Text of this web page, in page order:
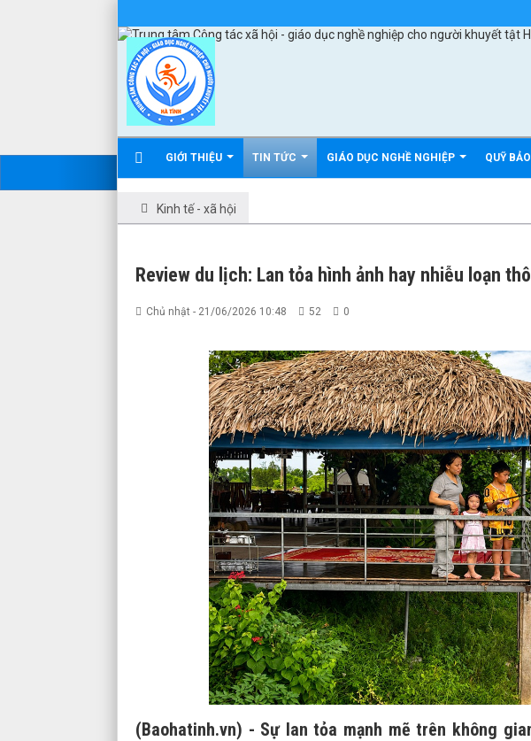
GIỚI THIỆU TIN TỨC GIÁO DỤC NGHỀ NGHIỆP QUỸ
Kinh tế - xã hội
Review du lịch: Lan tỏa hình ảnh hay nhiễu loạn
Chủ nhật - 21/06/2026 10:48 52 0
(Baohatinh.vn) - Sự lan tỏa mạnh mẽ trên không